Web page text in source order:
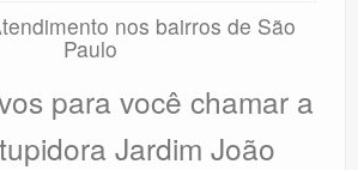
nos bairros de São
Paulo
para você chamar a
Jardim João